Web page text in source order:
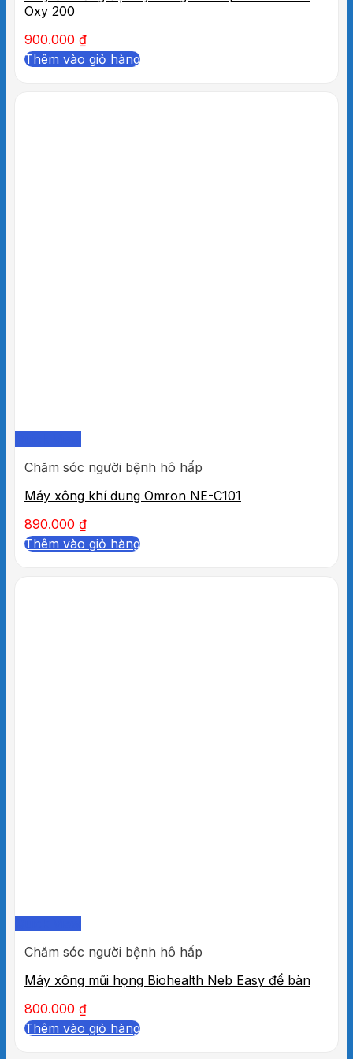
Oxy 200
900.000 ₫
Thêm vào giỏ hàng
Chăm sóc người bệnh hô hấp
Máy xông khí dung Omron NE-C101
890.000 ₫
Thêm vào giỏ hàng
Chăm sóc người bệnh hô hấp
Máy xông mũi họng Biohealth Neb Easy để bàn
800.000 ₫
Thêm vào giỏ hàng